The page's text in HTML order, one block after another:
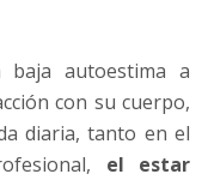
baja autoestima a
con su cuerpo,
diaria, tanto en el
el estar